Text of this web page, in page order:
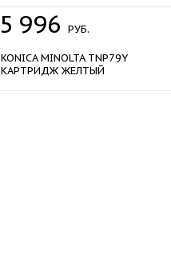
5 996 РУБ.
KONICA MINOLTA TNP79Y
КАРТРИДЖ ЖЕЛТЫЙ